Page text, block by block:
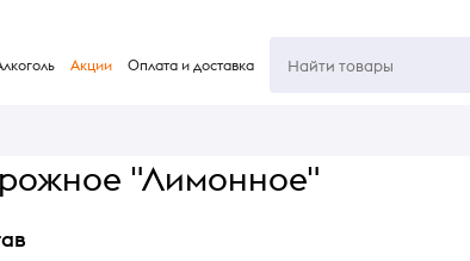
Акции Оплата и доставка
"Лимонное"